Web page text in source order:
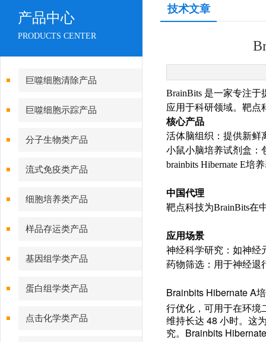
产品中心
PRODUCTS CENTER
巨噬细胞清除产品
巨噬细胞示踪产品
分子生物类产品
流式免疫类产品
细胞培养类产品
样品存运类产品
基因组学类产品
蛋白组学类产品
点击化学类产品
技术文章
‌BrainBits‌ 是一家专注
应用于科研领域。靶点
核心产品
活体脑组织：提供新鲜
小鼠小脑培养试剂盒：
brainbits Hibernate E培
中国代理
靶点科技为BrainBits在
应用场景
神经科学研究：如神经
药物筛选：用于神经退
Brainbits Hibernate A
行优化，可用于在环境
维持长达 48 小时。这
究。Brainbits